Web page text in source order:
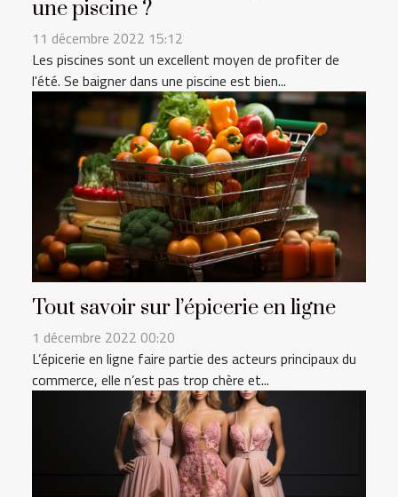
une piscine ?
11 décembre 2022 15:12
Les piscines sont un excellent moyen de profiter de
l'été. Se baigner dans une piscine est bien...
Tout savoir sur l’épicerie en ligne
1 décembre 2022 00:20
L’épicerie en ligne faire partie des acteurs principaux du
commerce, elle n’est pas trop chère et...